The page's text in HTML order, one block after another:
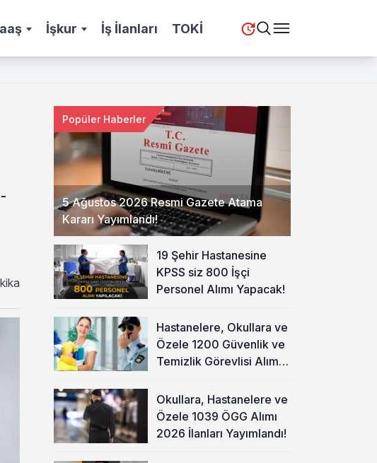
İşkur İş İlanları TOKİ
5 Ağustos 2026 Resmi Gazete Atama
Kararı Yayımlandı!
Popüler Haberler
19 Şehir Hastanesine
KPSS siz 800 İşçi
Personel Alımı Yapacak!
Hastanelere, Okullara ve
Özele 1200 Güvenlik ve
Temizlik Görevlisi Alımı
Okullara, Hastanelere ve
Özele 1039 ÖGG Alımı
2026 İlanları Yayımlandı!